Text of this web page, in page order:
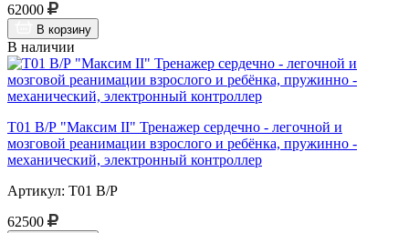
62000
В корзину
В наличии
Т01 В/Р "Максим II" Тренажер сердечно - легочной и
мозговой реанимации взрослого и ребёнка, пружинно -
механический, электронный контроллер
Артикул: Т01 В/Р
62500